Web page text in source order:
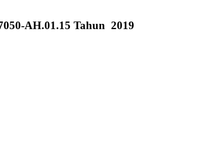
AH.01.15 Tahun 2019